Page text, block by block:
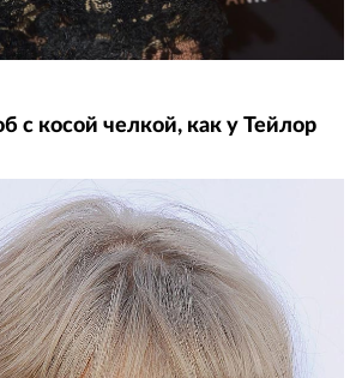
с косой челкой, как у Тейлор